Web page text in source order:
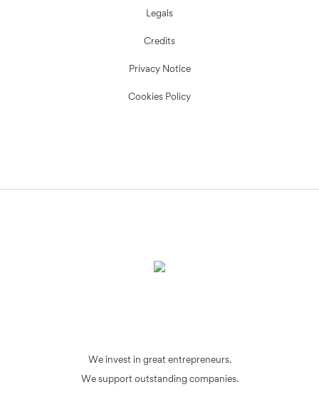
Legals
Credits
Privacy Notice
Cookies Policy
We invest in great entrepreneurs.
We support outstanding companies.